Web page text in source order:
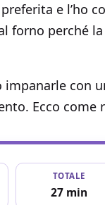
e l’ho
forno perché
con
Ecco come
TOTALE
27 min